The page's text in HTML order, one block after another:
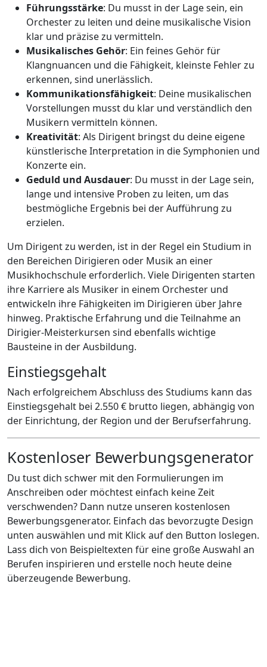
Führungsstärke: Du musst in der Lage sein, ein
Orchester zu leiten und deine musikalische Vision
klar und präzise zu vermitteln.
Musikalisches Gehör: Ein feines Gehör für
Klangnuancen und die Fähigkeit, kleinste Fehler zu
erkennen, sind unerlässlich.
Kommunikationsfähigkeit: Deine musikalischen
Vorstellungen musst du klar und verständlich den
Musikern vermitteln können.
Kreativität: Als Dirigent bringst du deine eigene
künstlerische Interpretation in die Symphonien und
Konzerte ein.
Geduld und Ausdauer: Du musst in der Lage sein,
lange und intensive Proben zu leiten, um das
bestmögliche Ergebnis bei der Aufführung zu
erzielen.
Um Dirigent zu werden, ist in der Regel ein Studium in
den Bereichen Dirigieren oder Musik an einer
Musikhochschule erforderlich. Viele Dirigenten starten
ihre Karriere als Musiker in einem Orchester und
entwickeln ihre Fähigkeiten im Dirigieren über Jahre
hinweg. Praktische Erfahrung und die Teilnahme an
Dirigier-Meisterkursen sind ebenfalls wichtige
Bausteine in der Ausbildung.
Einstiegsgehalt
Nach erfolgreichem Abschluss des Studiums kann das
Einstiegsgehalt bei 2.550 € brutto liegen, abhängig von
der Einrichtung, der Region und der Berufserfahrung.
Kostenloser Bewerbungsgenerator
Du tust dich schwer mit den Formulierungen im
Anschreiben oder möchtest einfach keine Zeit
verschwenden? Dann nutze unseren kostenlosen
Bewerbungsgenerator. Einfach das bevorzugte Design
unten auswählen und mit Klick auf den Button loslegen.
Lass dich von Beispieltexten für eine große Auswahl an
Berufen inspirieren und erstelle noch heute deine
überzeugende Bewerbung.